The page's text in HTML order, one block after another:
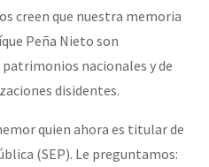
creen que nuestra memoria
Peña Nieto son
nacionales y de
disidentes.
quien ahora es titular de
(SEP). Le preguntamos: